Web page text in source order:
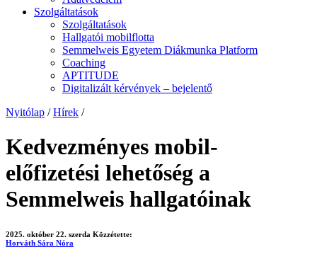
Szolgáltatások
Szolgáltatások
Hallgatói mobilflotta
Semmelweis Egyetem Diákmunka Platform
Coaching
APTITUDE
Digitalizált kérvények – bejelentő
Nyitólap / Hírek /
Kedvezményes mobil-
előfizetési lehetőség a
Semmelweis hallgatóinak
2025. október 22. szerda Közzétette:
Horváth Sára Nóra